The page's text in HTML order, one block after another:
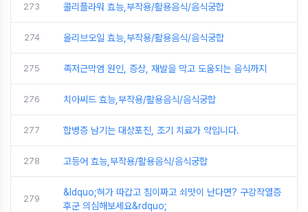
273 콜리플라워 효능,부작용/활용음식/음식궁합
274 올리브오일 효능,부작용/활용음식/음식궁합
275 족저근막염 원인, 증상, 재발을 막고 도움되는 음식까지
276 치아씨드 효능,부작용/활용음식/음식궁합
277 합병증 남기는 대상포진, 조기 치료가 약입니다.
278 고등어 효능,부작용/활용음식/음식궁합
279
&ldquo;혀가 따갑고 침이짜고 쇠맛이 난다면? 구강작열증
후군 의심해보세요&rdquo;